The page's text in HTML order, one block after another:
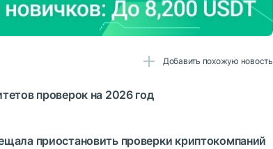
Добавить похожую новость
проверок на 2026 год
приостановить проверки криптокомпаний